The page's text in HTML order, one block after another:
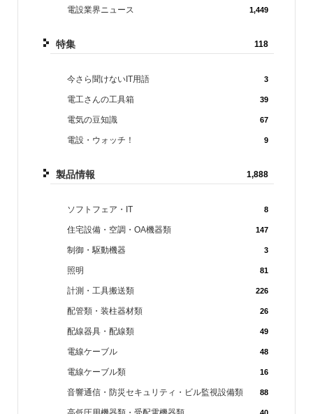
電設業界ニュース 1,449
特集 118
今さら聞けないIT用語 3
電工さんの工具箱 39
電気の豆知識 67
電設・ウォッチ！ 9
製品情報 1,888
ソフトフェア・IT 8
住宅設備・空調・OA機器類 147
制御・駆動機器 3
照明 81
計測・工具搬送類 226
配管類・装柱器材類 26
配線器具・配線類 49
電線ケーブル 48
電線ケーブル類 16
音響通信・防災セキュリティ・ビル監視設備類 88
40